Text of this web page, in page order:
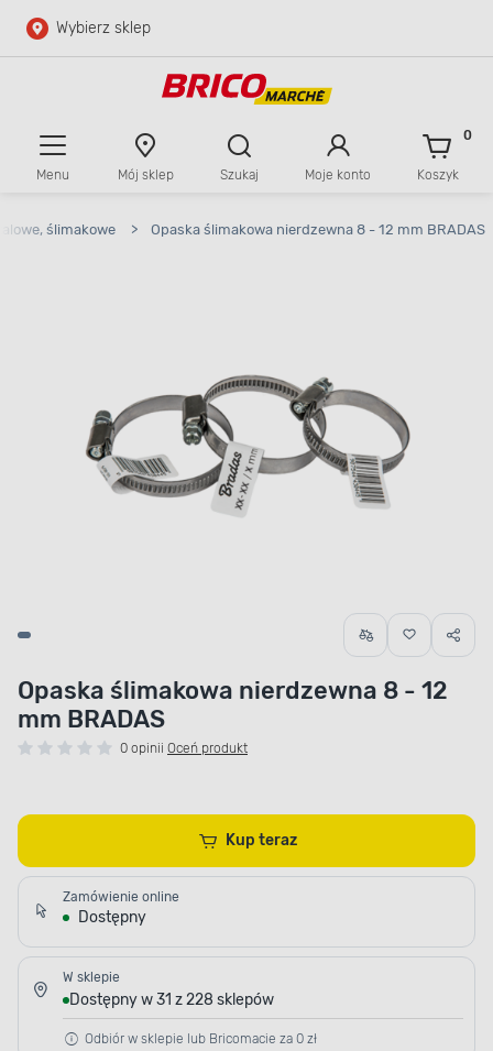
Przejdź do głównej zawartości
Wybierz sklep
Menu Mój sklep Szukaj Moje konto Koszyk
0
ślimakowe > Opaska ślimakowa nierdzewna 8 - 12 mm BRADAS
Opaska ślimakowa nierdzewna 8 - 12
mm BRADAS
0 opinii Oceń produkt
Kup teraz
Zamówienie online
Dostępny
W sklepie
Dostępny w 31 z 228 sklepów
Odbiór w sklepie lub Bricomacie za 0 zł